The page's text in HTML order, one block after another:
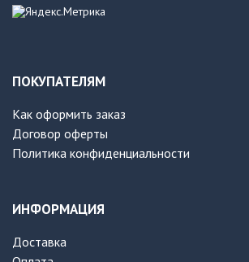
ПОКУПАТЕЛЯМ
Как оформить заказ
Договор оферты
Политика конфиденциальности
ИНФОРМАЦИЯ
Доставка